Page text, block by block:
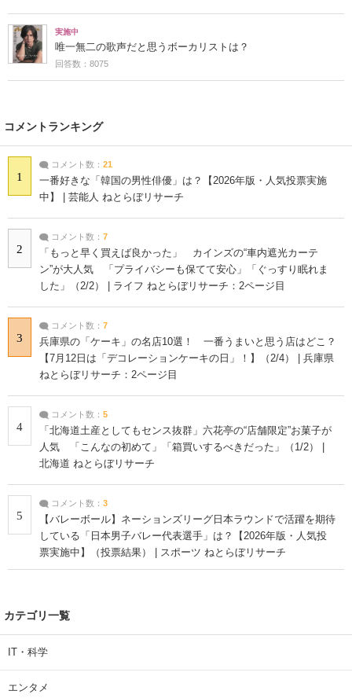
実施中
唯一無二の歌声だと思うボーカリストは？
回答数：8075
コメントランキング
1
コメント数： 21
一番好きな「韓国の男性俳優」は？【2026年版・人気投票実施
中】 | 芸能人 ねとらぼリサーチ
2
コメント数： 7
「もっと早く買えば良かった」 カインズの“車内遮光カーテ
ン”が大人気 「プライバシーも保てて安心」「ぐっすり眠れま
した」（2/2） | ライフ ねとらぼリサーチ：2ページ目
3
コメント数： 7
兵庫県の「ケーキ」の名店10選！ 一番うまいと思う店はどこ？
【7月12日は「デコレーションケーキの日」！】（2/4） | 兵庫県
ねとらぼリサーチ：2ページ目
4
コメント数： 5
「北海道土産としてもセンス抜群」六花亭の“店舗限定”お菓子が
人気 「こんなの初めて」「箱買いするべきだった」（1/2） |
北海道 ねとらぼリサーチ
5
コメント数： 3
【バレーボール】ネーションズリーグ日本ラウンドで活躍を期待
している「日本男子バレー代表選手」は？【2026年版・人気投
票実施中】（投票結果） | スポーツ ねとらぼリサーチ
カテゴリ一覧
IT・科学
エンタメ